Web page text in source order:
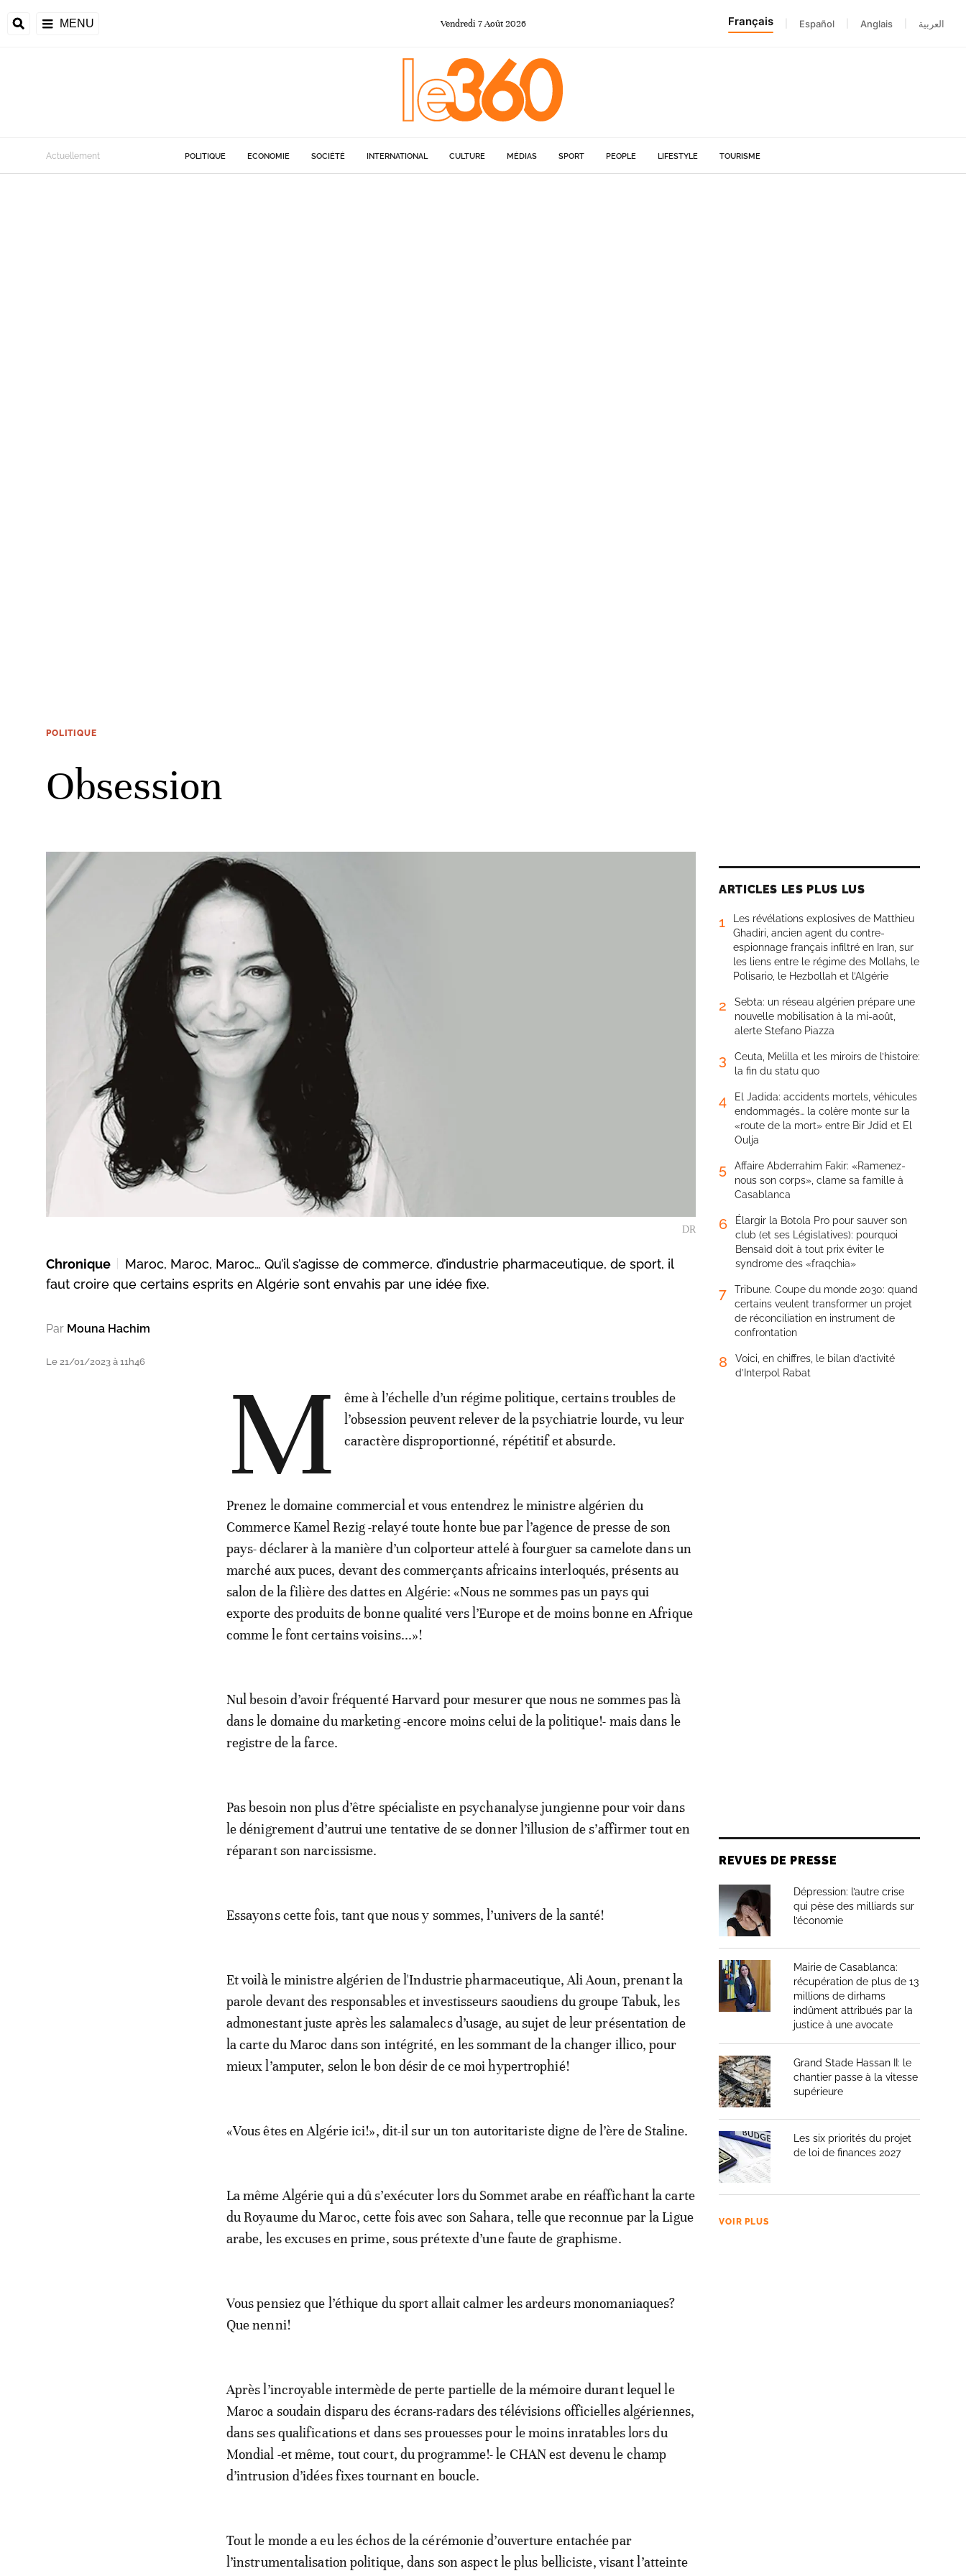
MENU Vendredi 7Août 2026 Français Español Anglais العربية
Actuellement POLITIQUE ECONOMIE SOCIÉTÉ INTERNATIONAL CULTURE MÉDIAS SPORT PEOPLE LIFESTYLE TOURISME
POLITIQUE
Obsession
DR
Chronique
Maroc, Maroc, Maroc… Qu’il s’agisse de commerce, d’industrie pharmaceutique, de sport, il
faut croire que certains esprits en Algérie sont envahis par une idée fixe.
Par Mouna Hachim
Le 21/01/2023 à 11h46 M
ême à l’échelle d’un régime politique, certains troubles de
l’obsession peuvent relever de la psychiatrie lourde, vu leur
caractère disproportionné, répétitif et absurde.
Prenez le domaine commercial et vous entendrez le ministre algérien du
Commerce Kamel Rezig -relayé toute honte bue par l’agence de presse de son
pays- déclarer à la manière d’un colporteur attelé à fourguer sa camelote dans un
marché aux puces, devant des commerçants africains interloqués, présents au
salon de la filière des dattes en Algérie: «Nous ne sommes pas un pays qui
exporte des produits de bonne qualité vers l’Europe et de moins bonne en Afrique
comme le font certains voisins...»!
Nul besoin d’avoir fréquenté Harvard pour mesurer que nous ne sommes pas là
dans le domaine du marketing -encore moins celui de la politique!- mais dans le
registre de la farce.
Pas besoin non plus d’être spécialiste en psychanalyse jungienne pour voir dans
le dénigrement d’autrui une tentative de se donner l’illusion de s’affirmer tout en
réparant son narcissisme.
Essayons cette fois, tant que nous y sommes, l’univers de la santé!
Et voilà le ministre algérien de l'Industrie pharmaceutique, Ali Aoun, prenant la
parole devant des responsables et investisseurs saoudiens du groupe Tabuk, les
admonestant juste après les salamalecs d’usage, au sujet de leur présentation de
la carte du Maroc dans son intégrité, en les sommant de la changer illico, pour
mieux l’amputer, selon le bon désir de ce moi hypertrophié!
«Vous êtes en Algérie ici!», dit-il sur un ton autoritariste digne de l’ère de Staline.
La même Algérie qui a dû s’exécuter lors du Sommet arabe en réaffichant la carte
du Royaume du Maroc, cette fois avec son Sahara, telle que reconnue par la Ligue
arabe, les excuses en prime, sous prétexte d’une faute de graphisme.
Vous pensiez que l’éthique du sport allait calmer les ardeurs monomaniaques?
Que nenni!
Après l’incroyable intermède de perte partielle de la mémoire durant lequel le
Maroc a soudain disparu des écrans-radars des télévisions officielles algériennes,
dans ses qualifications et dans ses prouesses pour le moins inratables lors du
Mondial -et même, tout court, du programme!- le CHAN est devenu le champ
d’intrusion d’idées fixes tournant en boucle.
Tout le monde a eu les échos de la cérémonie d’ouverture entachée par
l’instrumentalisation politique, dans son aspect le plus belliciste, visant l’atteinte
ARTICLES LES PLUS LUS
1
Les révélations explosives de Matthieu
Ghadiri, ancien agent du contre-
espionnage français infiltré en Iran, sur
les liens entre le régime des Mollahs, le
Polisario, le Hezbollah et l’Algérie
2
Sebta: un réseau algérien prépare une
nouvelle mobilisation à la mi-août,
alerte Stefano Piazza
3
Ceuta, Melilla et les miroirs de l’histoire:
la fin du statu quo
4
El Jadida: accidents mortels, véhicules
endommagés… la colère monte sur la
«route de la mort» entre Bir Jdid et El
Oulja
5
Affaire Abderrahim Fakir: «Ramenez-
nous son corps», clame sa famille à
Casablanca
6
Élargir la Botola Pro pour sauver son
club (et ses Législatives): pourquoi
Bensaïd doit à tout prix éviter le
syndrome des «fraqchia»
7
Tribune. Coupe du monde 2030: quand
certains veulent transformer un projet
de réconciliation en instrument de
confrontation
8
Voici, en chiffres, le bilan d’activité
d’Interpol Rabat
REVUES DE PRESSE
Dépression: l’autre crise
qui pèse des milliards sur
l’économie
Mairie de Casablanca:
récupération de plus de 13
millions de dirhams
indûment attribués par la
justice à une avocate
Grand Stade Hassan II: le
chantier passe à la vitesse
supérieure
Les six priorités du projet
de loi de finances 2027
VOIR PLUS